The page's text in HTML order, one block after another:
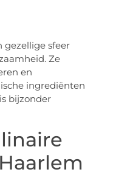
gezellige sfeer
Ze
en
ingrediënten
bijzonder